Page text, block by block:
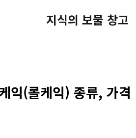
지식의 보물 창고
익(롤케익) 종류, 가격